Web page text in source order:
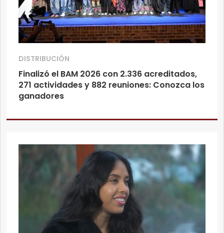
DISTRIBUCIÓN
Finalizó el BAM 2026 con 2.336 acreditados,
271 actividades y 882 reuniones: Conozca los
ganadores